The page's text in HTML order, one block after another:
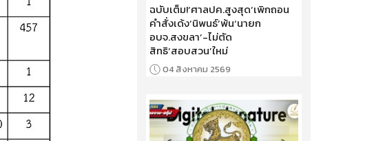
ฉบับเต็ม!‘ศาลปค.สูงสุด’เพิกถอน
คำสั่งเด้ง‘นิพนธ์’พ้น‘นายก
อบจ.สงขลา’-ไม่ตัด
สิทธิ‘สอบสวน’ใหม่
04 สิงหาคม 2569